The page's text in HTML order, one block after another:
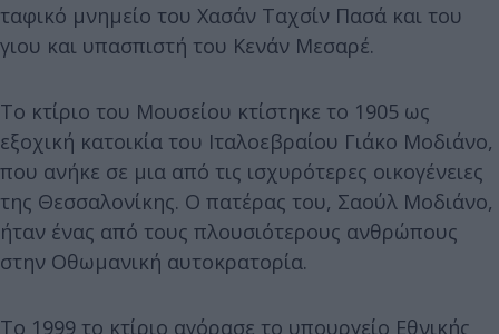
ταφικό μνημείο του Χασάν Ταχσίν Πασά και του
γιου και υπασπιστή του Κενάν Μεσαρέ.
Το κτίριο του Μουσείου κτίστηκε το 1905 ως
εξοχική κατοικία του Ιταλοεβραίου Γιάκο Μοδιάνο,
που ανήκε σε μια από τις ισχυρότερες οικογένειες
της Θεσσαλονίκης. Ο πατέρας του, Σαούλ Μοδιάνο,
ήταν ένας από τους πλουσιότερους ανθρώπους
στην Οθωμανική αυτοκρατορία.
Το 1999 το κτίριο αγόρασε το υπουργείο Εθνικής